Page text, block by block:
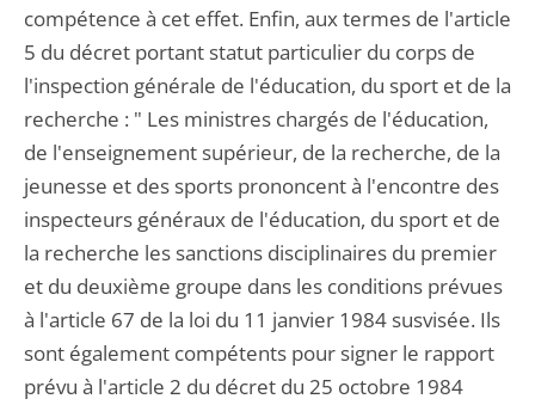
compétence à cet effet. Enfin, aux termes de l'article
5 du décret portant statut particulier du corps de
l'inspection générale de l'éducation, du sport et de la
recherche : " Les ministres chargés de l'éducation,
de l'enseignement supérieur, de la recherche, de la
jeunesse et des sports prononcent à l'encontre des
inspecteurs généraux de l'éducation, du sport et de
la recherche les sanctions disciplinaires du premier
et du deuxième groupe dans les conditions prévues
à l'article 67 de la loi du 11 janvier 1984 susvisée. Ils
sont également compétents pour signer le rapport
prévu à l'article 2 du décret du 25 octobre 1984